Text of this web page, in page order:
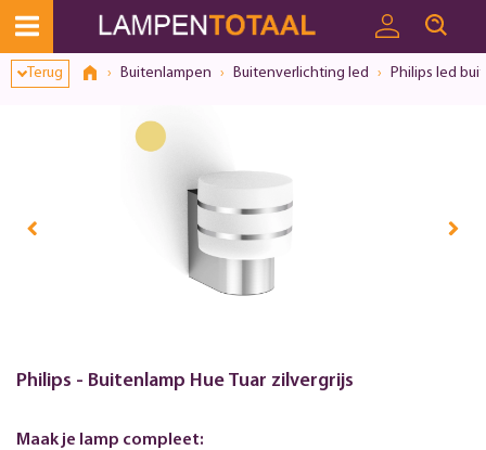
Terug Buitenlampen Buitenverlichting led Philips led
Philips - Buitenlamp Hue Tuar zilvergrijs
Maak je lamp compleet: